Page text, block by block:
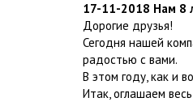
17-11-2018 Нам 8
Дорогие друзья!
Сегодня нашей
радостью с вами.
В этом году, как и
Итак, оглашаем